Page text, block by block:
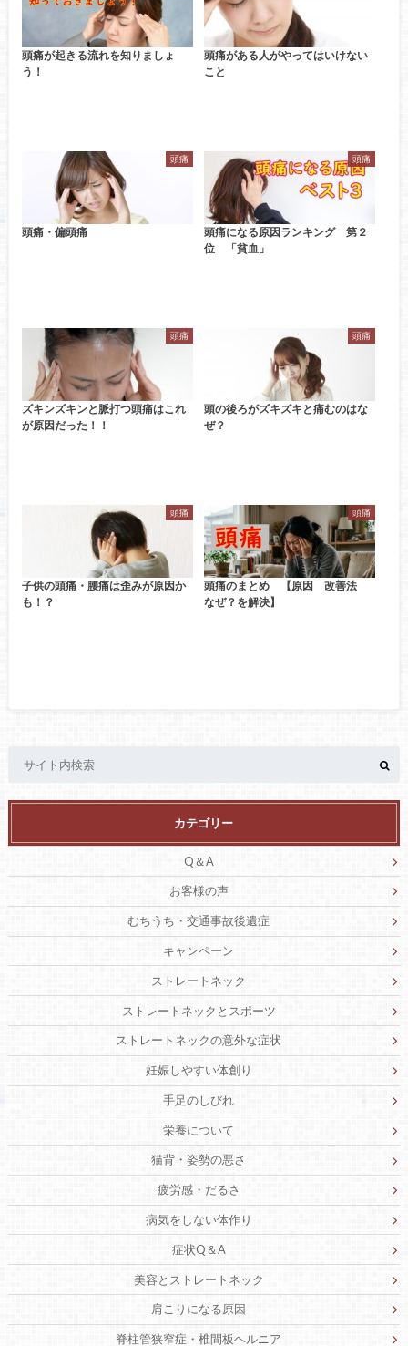
頭痛が起きる流れを知りましょ
う！
頭痛がある人がやってはいけない
こと
頭痛
頭痛・偏頭痛
頭痛
頭痛になる原因ランキング 第２
位 「貧血」
頭痛
ズキンズキンと脈打つ頭痛はこれ
が原因だった！！
頭痛
頭の後ろがズキズキと痛むのはな
ぜ？
頭痛
子供の頭痛・腰痛は歪みが原因か
も！？
頭痛
頭痛のまとめ 【原因 改善法
なぜ？を解決】
カテゴリー
Q＆A
お客様の声
むちうち・交通事故後遺症
キャンペーン
ストレートネック
ストレートネックとスポーツ
ストレートネックの意外な症状
妊娠しやすい体創り
手足のしびれ
栄養について
猫背・姿勢の悪さ
疲労感・だるさ
病気をしない体作り
症状Q＆A
美容とストレートネック
肩こりになる原因
脊柱管狭窄症・椎間板ヘルニア